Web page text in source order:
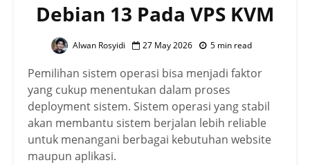
Debian 13 Pada VPS KVM
Alwan Rosyidi 27 May 2026 5 min read
Pemilihan sistem operasi bisa menjadi faktor
yang cukup menentukan dalam proses
deployment sistem. Sistem operasi yang stabil
akan membantu sistem berjalan lebih reliable
untuk menangani berbagai kebutuhan website
maupun aplikasi.